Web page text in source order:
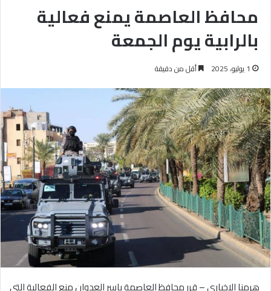
محافظ العاصمة يمنع فعالية
بالرابية يوم الجمعة
1 يوليو، 2025 أقل من دقيقة
هرمنا الاخباري – قرر محافظ العاصمة ياسر العدوان منع الفعالية التي